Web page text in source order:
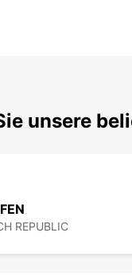
unsere
REPUBLIC